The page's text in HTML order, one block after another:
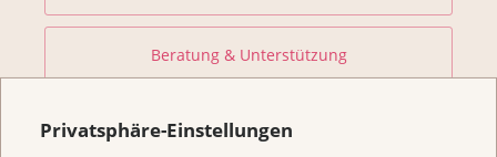
Privatsphäre-Einstellungen
Beratung & Unterstützung
Prävention und Früherkennung